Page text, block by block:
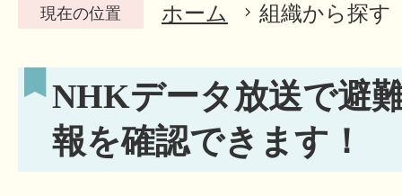
現在の位置 ホーム 組織から探す
NHKデータ放送で避
報を確認できます！